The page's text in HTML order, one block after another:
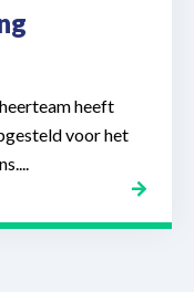
heeft
voor het